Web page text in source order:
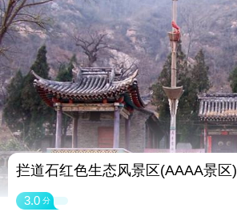
拦道石红色生态风景区(AAAA景区)
3.0 分
